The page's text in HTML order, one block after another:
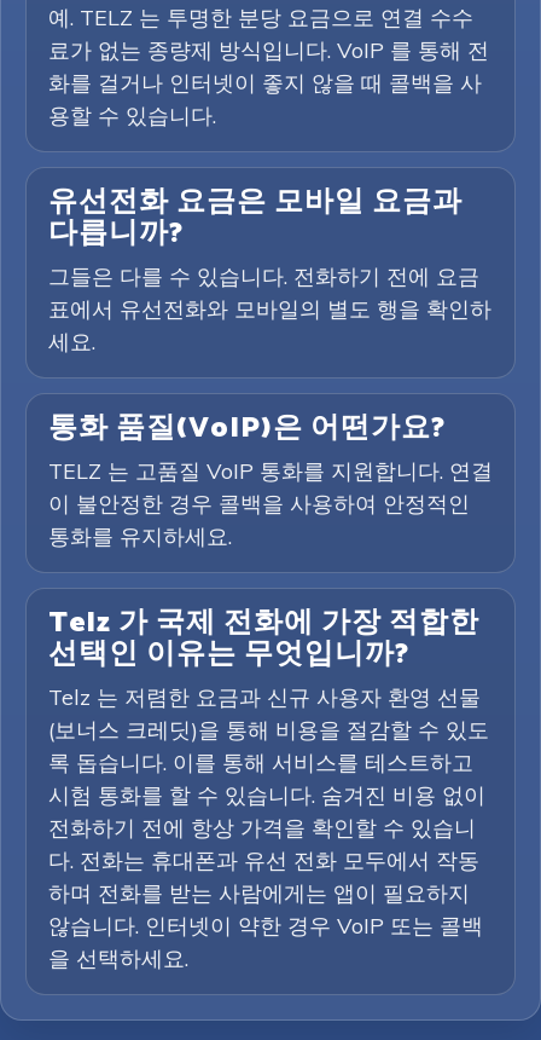
예. TELZ 는 투명한 분당 요금으로 연결 수수
료가 없는 종량제 방식입니다. VoIP 를 통해 전
화를 걸거나 인터넷이 좋지 않을 때 콜백을 사
용할 수 있습니다.
유선전화 요금은 모바일 요금과
다릅니까?
그들은 다를 수 있습니다. 전화하기 전에 요금
표에서 유선전화와 모바일의 별도 행을 확인하
세요.
통화 품질(VoIP)은 어떤가요?
TELZ 는 고품질 VoIP 통화를 지원합니다. 연결
이 불안정한 경우 콜백을 사용하여 안정적인
통화를 유지하세요.
Telz 가 국제 전화에 가장 적합한
선택인 이유는 무엇입니까?
Telz 는 저렴한 요금과 신규 사용자 환영 선물
(보너스 크레딧)을 통해 비용을 절감할 수 있도
록 돕습니다. 이를 통해 서비스를 테스트하고
시험 통화를 할 수 있습니다. 숨겨진 비용 없이
전화하기 전에 항상 가격을 확인할 수 있습니
다. 전화는 휴대폰과 유선 전화 모두에서 작동
하며 전화를 받는 사람에게는 앱이 필요하지
않습니다. 인터넷이 약한 경우 VoIP 또는 콜백
을 선택하세요.